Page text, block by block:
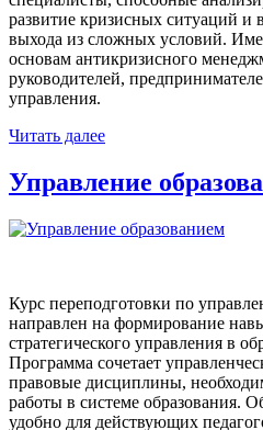
развитие кризисных ситуаций и
выхода из сложных условий.
основам антикризисного
руководителей,
управления.
Читать далее
Управление
Курс переподготовки по
направлен на формирование
стратегического управления в
Программа сочетает
правовые дисциплины,
работы в системе образования.
удобно для действующих